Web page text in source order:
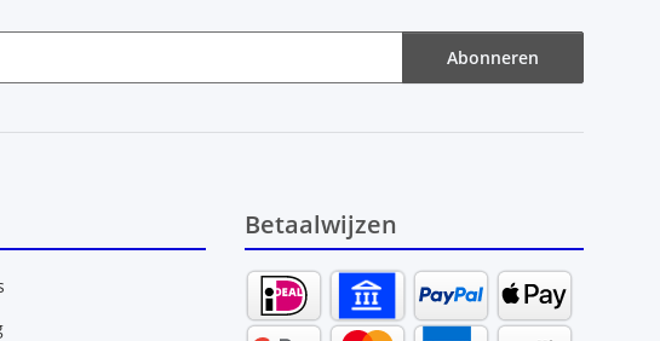
Abonneren
Betaalwijzen